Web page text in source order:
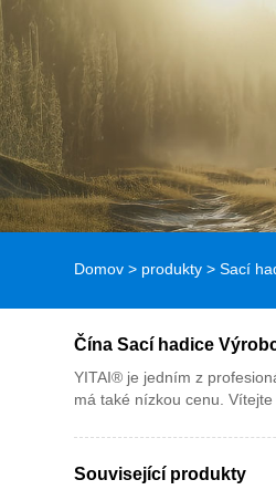
Domov > produkty > Sací
Čína Sací hadice
YITAI® je jedním z
má také nízkou cenu.
Související produkty